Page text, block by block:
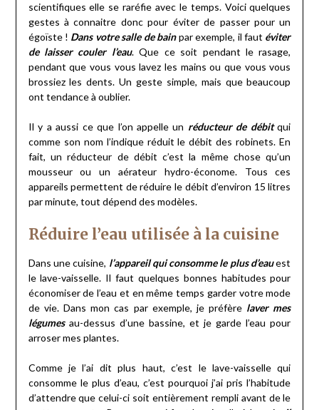
scientifiques elle se raréfie avec le temps. Voici quelques
gestes à connaitre donc pour éviter de passer pour un
égoïste ! Dans votre salle de bainpar exemple, il faut éviter
de laisser couler l’eau. Que ce soit pendant le rasage,
pendant que vous vous lavez les mains ou que vous vous
brossiez les dents. Un geste simple, mais que beaucoup
ont tendance à oublier.
Il y a aussi ce que l’on appelle un réducteur de débitqui
comme son nom l’indique réduit le débit des robinets. En
fait, un réducteur de débit c’est la même chose qu’un
mousseur ou un aérateur hydro-économe. Tous ces
appareils permettent de réduire le débit d’environ 15 litres
par minute, tout dépend des modèles.
Réduire l’eau utilisée à la cuisine
Dans une cuisine, l’appareil qui consomme le plus d’eauest
le lave-vaisselle. Il faut quelques bonnes habitudes pour
économiser de l’eau et en même temps garder votre mode
de vie. Dans mon cas par exemple, je préfère laver mes
légumesau-dessus d’une bassine, et je garde l’eau pour
arroser mes plantes.
Comme je l’ai dit plus haut, c’est le lave-vaisselle qui
consomme le plus d’eau, c’est pourquoi j’ai pris l’habitude
d’attendre que celui-ci soit entièrement rempli avant de le